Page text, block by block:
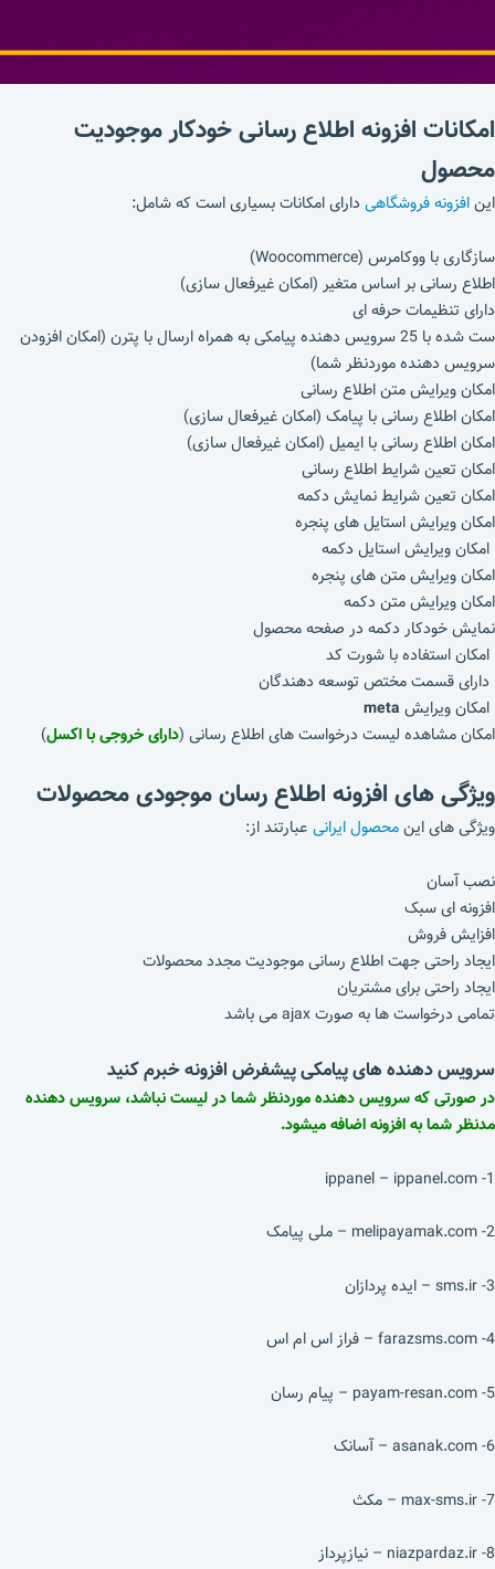
امکانات افزونه اطلاع رسانی خودکار موجودیت
محصول
اینافزونه فروشگاهی دارای امکانات بسیاری است که شامل:
سازگاری با ووکامرس (Woocommerce)
اطلاع رسانی بر اساس متغیر (امکان غیرفعال سازی)
دارای تنظیمات حرفه ای
ست شده با 25 سرویس دهنده پیامکی به همراه ارسال با پترن (امکان افزودن
سرویس دهنده موردنظر شما)
امکان ویرایش متن اطلاع رسانی
امکان اطلاع رسانی با پیامک (امکان غیرفعال سازی)
امکان اطلاع رسانی با ایمیل (امکان غیرفعال سازی)
امکان تعین شرایط اطلاع رسانی
امکان تعین شرایط نمایش دکمه
امکان ویرایش استایل های پنجره
امکان ویرایش استایل دکمه
امکان ویرایش متن های پنجره
امکان ویرایش متن دکمه
نمایش خودکار دکمه در صفحه محصول
امکان استفاده با شورت کد
دارای قسمت مختص توسعه دهندگان
امکان ویرایش meta
امکان مشاهده لیست درخواست های اطلاع رسانی (دارای خروجی با اکسل)
ویژگی های افزونه اطلاع رسان موجودی محصولات
ویژگی های اینمحصول ایرانی عبارتند از:
نصب آسان
افزونه ای سبک
افزایش فروش
ایجاد راحتی جهت اطلاع رسانی موجودیت مجدد محصولات
ایجاد راحتی برای مشتریان
تمامی درخواست ها به صورت ajax می باشد
سرویس دهنده های پیامکی پیشفرض افزونه خبرم کنید
در صورتی که سرویس دهنده موردنظر شما در لیست نباشد، سرویس دهنده
مدنظر شما به افزونه اضافه میشود.
1- ippanel – ippanel.com
2- melipayamak.com – ملی پیامک
3- sms.ir – ایده پردازان
4- farazsms.com – فراز اس ام اس
5- payam-resan.com – پیام رسان
6- asanak.com – آسانک
7- max-sms.ir – مکث
8- niazpardaz.ir – نیازپرداز